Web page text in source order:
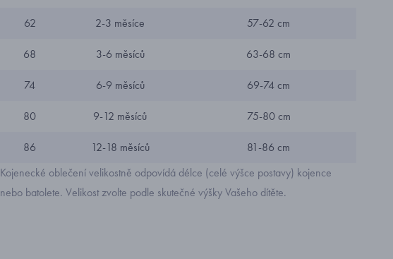
62 2-3 měsíce 57-62 cm
68 3-6 měsíců 63-68 cm
74 6-9 měsíců 69-74 cm
80 9-12 měsíců 75-80 cm
86 12-18 měsíců
81-86 cm
Kojenecké oblečení velikostně odpovídá délce (celé výšce postavy) kojence
nebo batolete. Velikost zvolte podle skutečné výšky Vašeho dítěte.